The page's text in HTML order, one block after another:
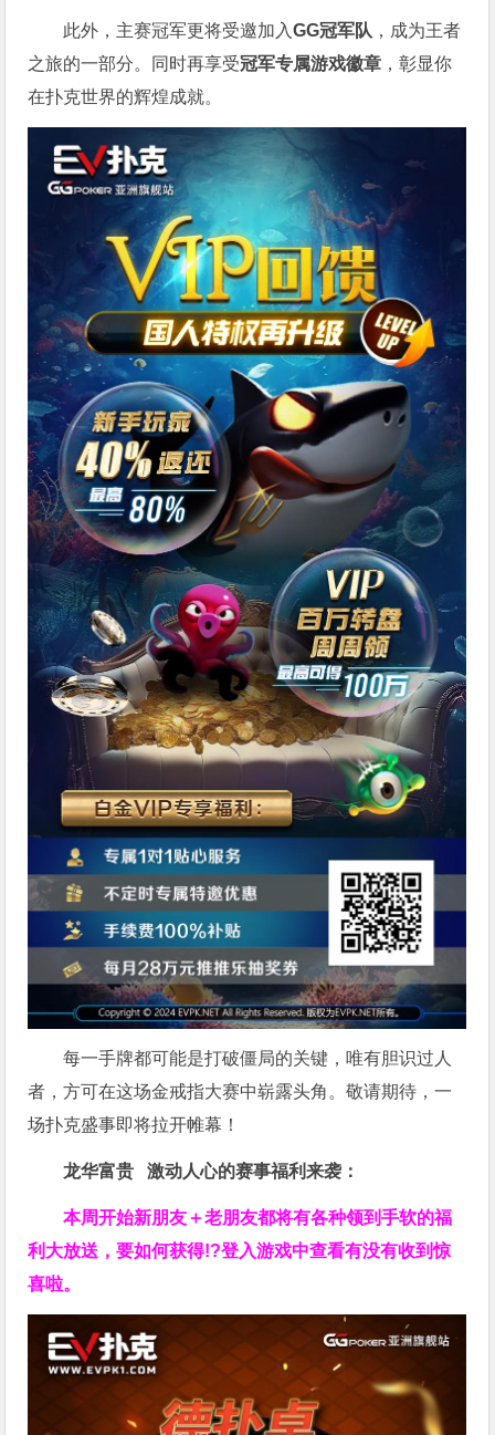
此外，主赛冠军更将受邀加入GG冠军队 ，成为王者
之旅的一部分。同时再享受冠军专属游戏徽章 ，彰显你
在扑克世界的辉煌成就。
每一手牌都可能是打破僵局的关键，唯有胆识过人
者，方可在这场金戒指大赛中崭露头角。敬请期待，一
场扑克盛事即将拉开帷幕！
龙华富贵 激动人心的赛事福利来袭：
本周开始新朋友＋老朋友都将有各种领到手软的福
利大放送，要如何获得!?登入游戏中查看有没有收到惊
喜啦。